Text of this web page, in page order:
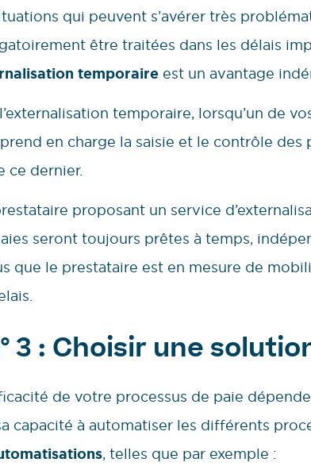
qui peuvent s’avérer très
être traitées dans les délais
temporaire est un avantage
temporaire, lorsqu’un de
en charge la saisie et le contrôle des
ce dernier.
proposant un service
seront toujours prêtes à temps,
que le prestataire est en mesure de
3 : Choisir une
de votre processus de paie
capacité à automatiser les différents
, telles que par exemple :